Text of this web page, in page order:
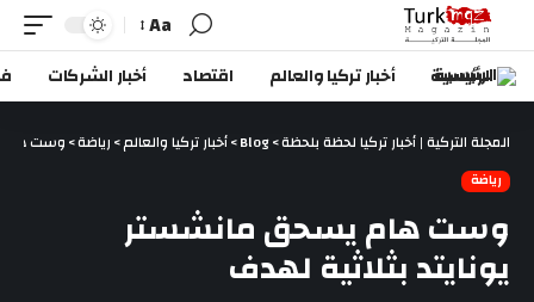
Aa
الرئيسية أخبار تركيا والعالم اقتصاد أخبار الشركات
المجلة التركية | أخبار تركيا لحظة بلحظة>
Blog
>أخبار تركيا والعالم>رياضة>وست هام
رياضة
وست هام يسحق مانشستر
يونايتد بثلاثية لهدف